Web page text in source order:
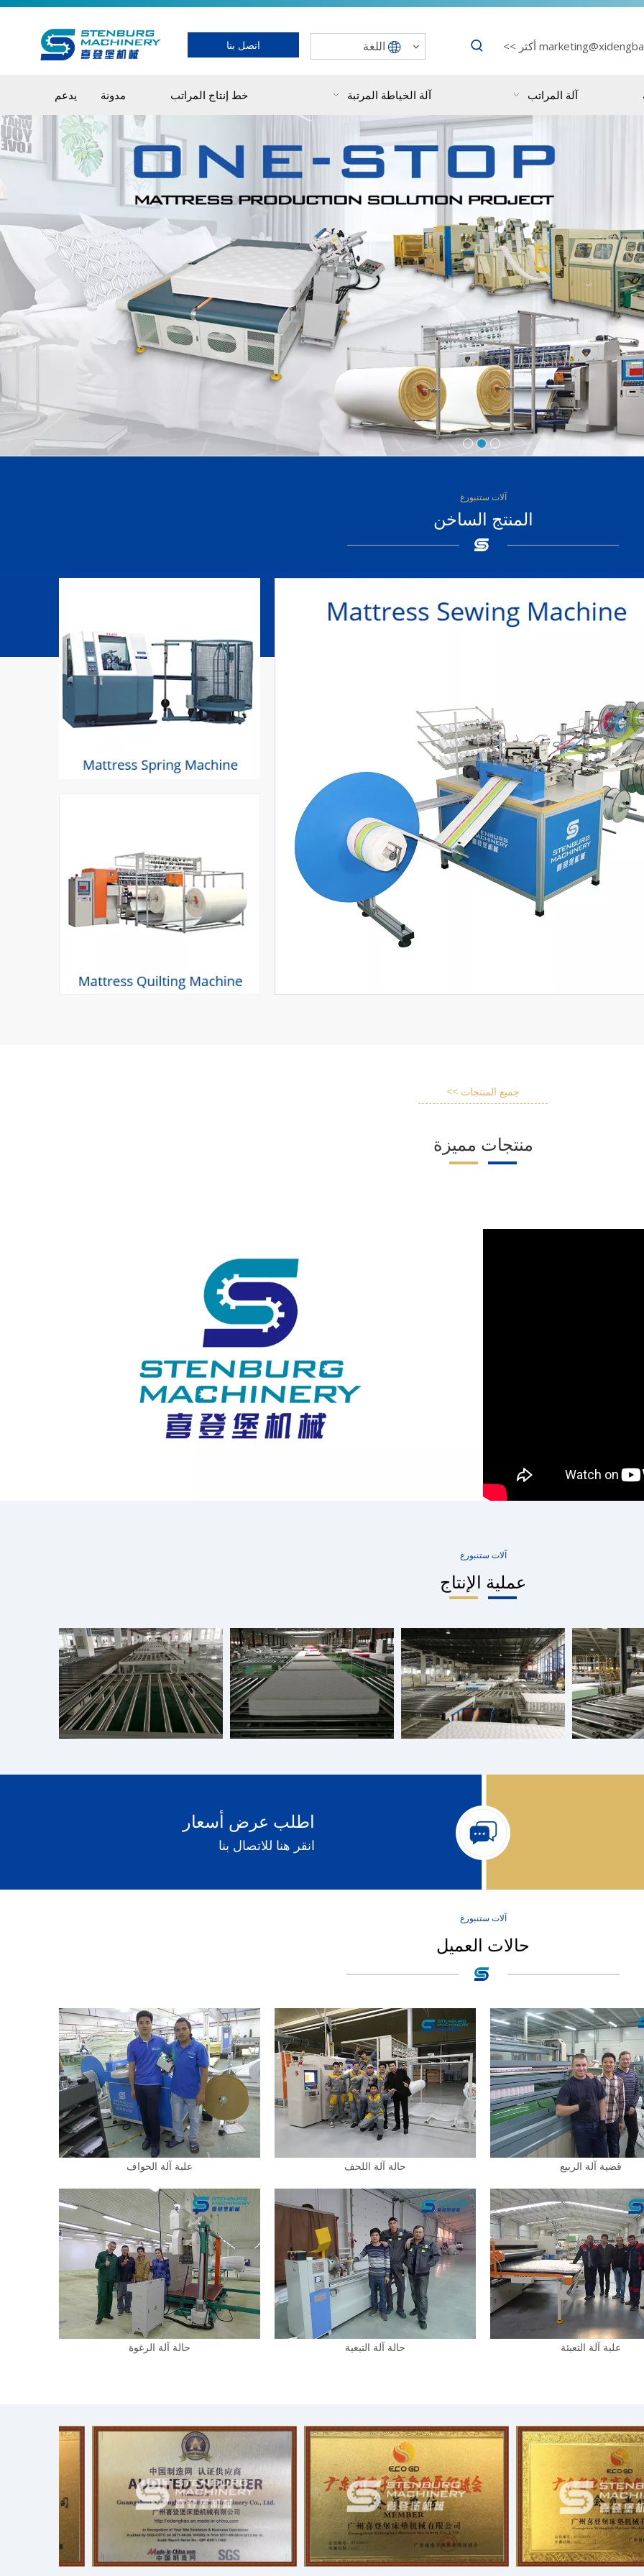
أكثر >> اللغة اتصل بنا
آلة المراتب آلة الخياطة المرتبة خط إنتاج المراتب مدونة يدعم
آلات ستنبورغ
المنتج الساخن
جميع المنتجات >>
منتجات مميزة
آلات ستنبورغ
عملية الإنتاج
اطلب عرض أسعار
انقر هنا للاتصال بنا
آلات ستنبورغ
حالات العميل
قضية آلة الربيع حالة آلة اللحف علبة آلة الحواف
علبة آلة التعبئة حالة آلة التبعية حالة آلة الرغوة